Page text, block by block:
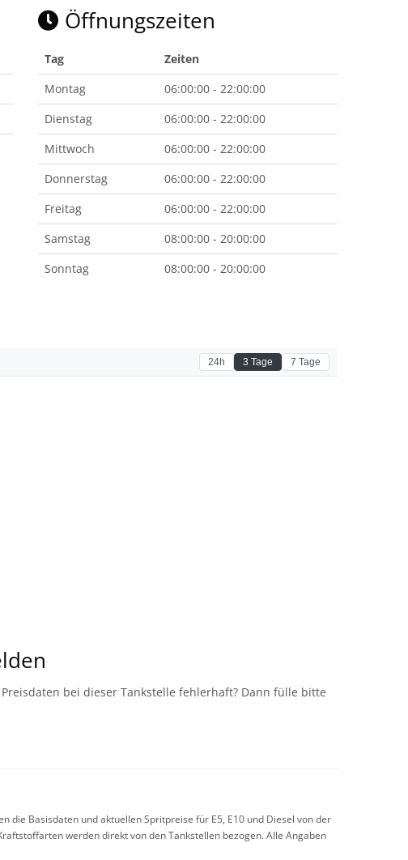
Öffnungszeiten
Tag
Zeiten
Montag
06:00:00 - 22:00:00
Dienstag
06:00:00 - 22:00:00
Mittwoch
06:00:00 - 22:00:00
Donnerstag
06:00:00 - 22:00:00
Freitag
06:00:00 - 22:00:00
Samstag
08:00:00 - 20:00:00
Sonntag
08:00:00 - 20:00:00
bei dieser Tankstelle fehlerhaft? Dann fülle bitte
Basisdaten und aktuellen Spritpreise für E5, E10 und Diesel von der
werden direkt von den Tankstellen bezogen. Alle Angaben